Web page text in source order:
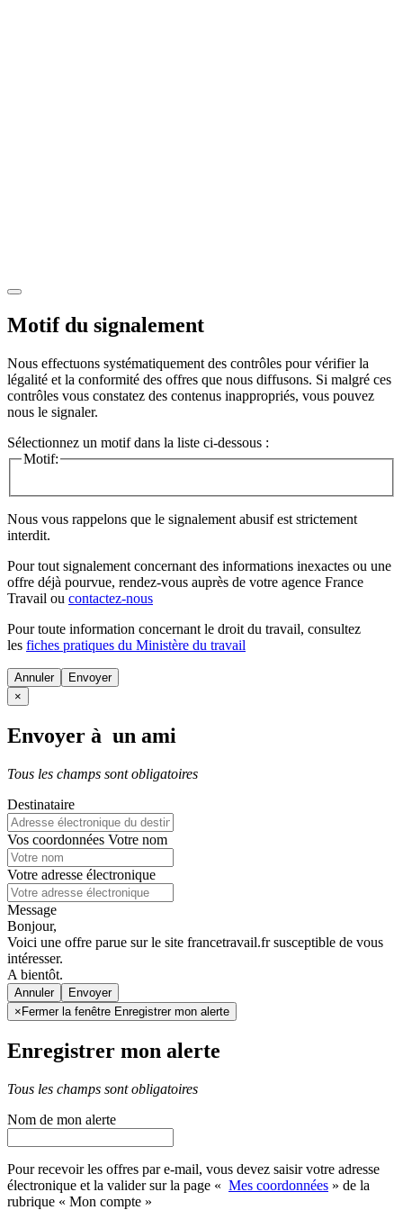
Motif du signalement
Nous effectuons systématiquement des contrôles pour vérifier la
légalité et la conformité des offres que nous diffusons. Si malgré ces
contrôles vous constatez des contenus inappropriés, vous pouvez
nous le signaler.
Sélectionnez un motif dans la liste ci-dessous :
Motif:
Nous vous rappelons que le signalement abusif est strictement
interdit.
Pour tout signalement concernant des informations inexactes ou une
offre déjà pourvue, rendez-vous auprès de votre agence France
Travail ou contactez-nous
Pour toute information concernant le droit du travail, consultez
les fiches pratiques du Ministère du travail
Annuler
×
Envoyer à un ami
Tous les champs sont obligatoires
Destinataire
Vos coordonnées Votre nom
Votre adresse électronique
Message
Bonjour,
Voici une offre parue sur le site francetravail.fr susceptible de vous
intéresser.
A bientôt.
Annuler
× Fermer la fenêtre Enregistrer mon alerte
Enregistrer mon alerte
Tous les champs sont obligatoires
Nom de mon alerte
Pour recevoir les offres par e-mail, vous devez saisir votre adresse
électronique et la valider sur la page « Mes coordonnées » de la
rubrique « Mon compte »